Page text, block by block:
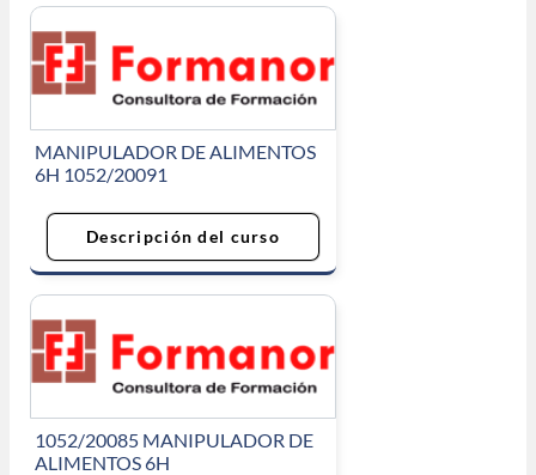
MANIPULADOR DE ALIMENTOS
6H 1052/20091
Descripción del curso
1052/20085 MANIPULADOR DE
ALIMENTOS 6H